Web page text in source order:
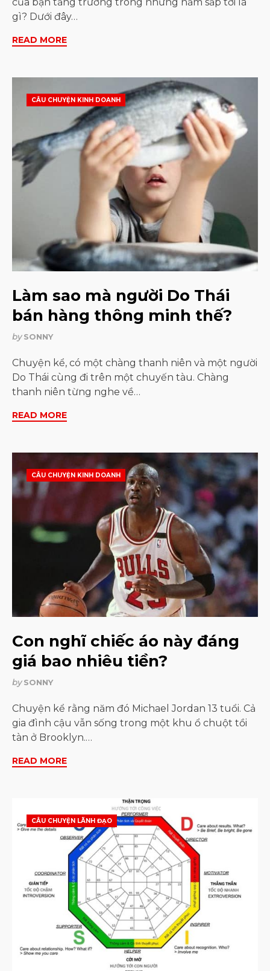
gì? Dưới đây…
READ MORE
CÂU CHUYỆN KINH DOANH
Làm sao mà người Do Thái
bán hàng thông minh thế?
bySONNY
Chuyện kể, có một chàng thanh niên và một người
Do Thái cùng đi trên một chuyến tàu. Chàng
thanh niên từng nghe về…
READ MORE
CÂU CHUYỆN KINH DOANH
Con nghĩ chiếc áo này đáng
giá bao nhiêu tiền?
bySONNY
Chuyện kể rằng năm đó Michael Jordan 13 tuổi. Cả
gia đình cậu vẫn sống trong một khu ổ chuột tồi
tàn ở Brooklyn.…
READ MORE
CÂU CHUYỆN LÃNH ĐẠO